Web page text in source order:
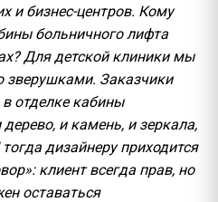
и бизнес-центров. Кому
больничного лифта
Для детской клиники мы
зверушками. Заказчики
в отделке кабины
и камень, и зеркала,
дизайнеру приходится
клиент всегда прав, но
оставаться